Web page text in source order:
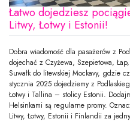
Łatwo dojedziesz
Litwy, Łotwy i Estonii!
Dobra wiadomość dla pasażerów z
dojechać z Czyżewa, Szepietowa,
Suwałk do litewskiej Mockavy, gdzie
stycznia 2025 dojedziemy z
Łotwy i Tallina – stolicy Estonii.
Helsinkami są regularne promy.
Litwy, Łotwy, Estonii i Finlandii za